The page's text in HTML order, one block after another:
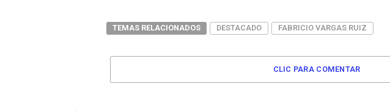
TEMAS RELACIONADOS DESTACADO FABRICIO VARGAS RUIZ
CLIC PARA COMENTAR